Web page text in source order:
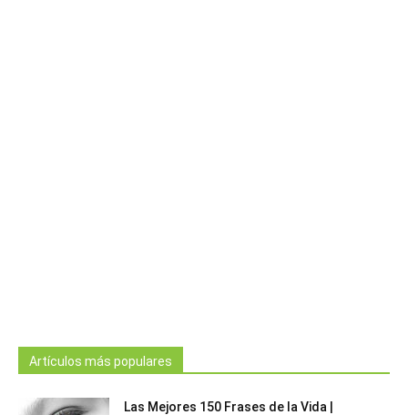
Artículos más populares
Las Mejores 150 Frases de la Vida |